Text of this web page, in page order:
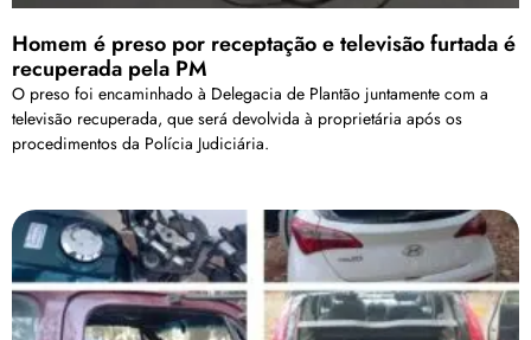
Homem é preso por receptação e televisão furtada é
recuperada pela PM
O preso foi encaminhado à Delegacia de Plantão juntamente com a
televisão recuperada, que será devolvida à proprietária após os
procedimentos da Polícia Judiciária.